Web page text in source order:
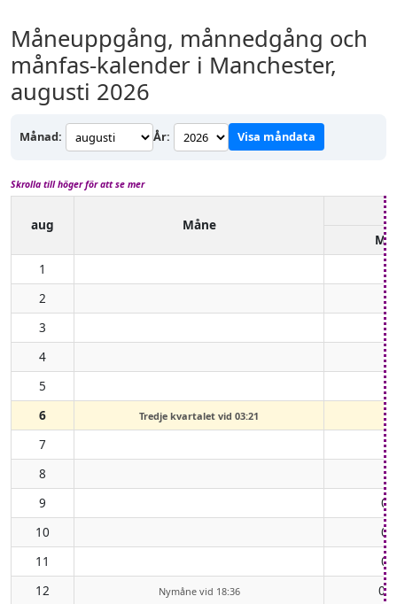
Måneuppgång, månnedgång och
månfas-kalender i Manchester,
augusti 2026
Månad: År: Visa måndata
Skrolla till höger för att se mer
aug
Måne
1
2
3
4
5
6
Tredje kvartalet vid 03:21
7
8
9
10
11
12
Nymåne vid 18:36